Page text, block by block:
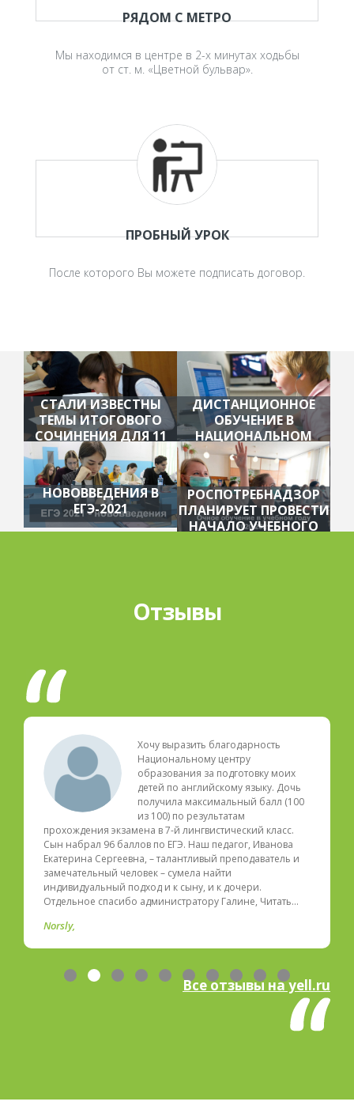
РЯДОМ С МЕТРО
Мы находимся в центре в 2-х минутах ходьбы
от ст. м. «Цветной бульвар».
ПРОБНЫЙ УРОК
После которого Вы можете подписать договор.
СТАЛИ ИЗВЕСТНЫ
ТЕМЫ ИТОГОВОГО
СОЧИНЕНИЯ ДЛЯ 11
КЛАССОВ
ДИСТАНЦИОННОЕ
ОБУЧЕНИЕ В
НАЦИОНАЛЬНОМ
ЦЕНТРЕ ОБРАЗОВАНИЯ
НОВОВВЕДЕНИЯ В
ЕГЭ-2021
РОСПОТРЕБНАДЗОР
ПЛАНИРУЕТ ПРОВЕСТИ
НАЧАЛО УЧЕБНОГО
Отзывы
Хочу выразить благодарность
Национальному центру
образования за подготовку моих
детей по английскому языку. Дочь
получила максимальный балл (100
из 100) по результатам
прохождения экзамена в 7-й лингвистический класс.
Сын набрал 96 баллов по ЕГЭ. Наш педагог, Иванова
Екатерина Сергеевна, – талантливый преподаватель и
замечательный человек – сумела найти
индивидуальный подход и к сыну, и к дочери.
Отдельное спасибо администратору Галине, Читать…
Norsly
Все отзывы на yell.ru